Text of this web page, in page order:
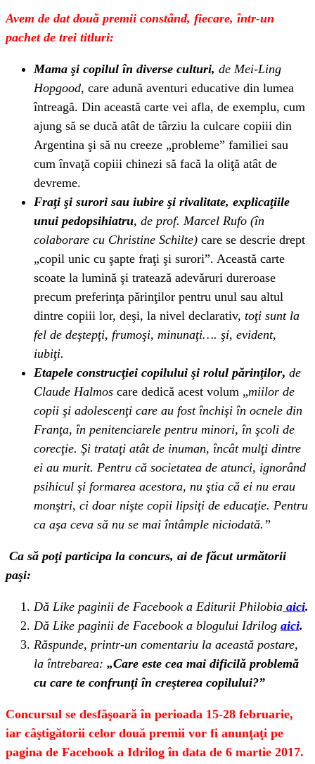
Avem de dat două premii constând, fiecare, într-un
pachet de trei titluri:
Mama şi copilul în diverse culturi, de Mei-Ling
Hopgood, care adună aventuri educative din lumea
întreagă. Din această carte vei afla, de exemplu, cum
ajung să se ducă atât de târziu la culcare copiii din
Argentina şi să nu creeze „probleme” familiei sau
cum învaţă copiii chinezi să facă la oliţă atât de
devreme.
Fraţi şi surori sau iubire şi rivalitate, explicaţiile
unui pedopsihiatru, de prof. Marcel Rufo (în
colaborare cu Christine Schilte) care se descrie drept
„copil unic cu şapte fraţi şi surori”. Această carte
scoate la lumină şi tratează adevăruri dureroase
precum preferinţa părinţilor pentru unul sau altul
dintre copiii lor, deşi, la nivel declarativ, toţi sunt la
fel de deştepţi, frumoşi, minunaţi…. şi, evident,
iubiţi.
Etapele construcţiei copilului şi rolul părinţilor, de
Claude Halmos care dedică acest volum „miilor de
copii şi adolescenţi care au fost închişi în ocnele din
Franţa, în penitenciarele pentru minori, în şcoli de
corecţie. Şi trataţi atât de inuman, încât mulţi dintre
ei au murit. Pentru că societatea de atunci, ignorând
psihicul şi formarea acestora, nu ştia că ei nu erau
monştri, ci doar nişte copii lipsiţi de educaţie. Pentru
ca aşa ceva să nu se mai întâmple niciodată.”
Ca să poţi participa la concurs, ai de făcut următorii
paşi:
Dă Like paginii de Facebook a Editurii Philobia aici.
Dă Like paginii de Facebook a blogului Idrilog aici.
Răspunde, printr-un comentariu la această postare,
la întrebarea: „Care este cea mai dificilă problemă
cu care te confrunţi în creşterea copilului?”
Concursul se desfăşoară în perioada 15-28 februarie,
iar câştigătorii celor două premii vor fi anunţaţi pe
pagina de Facebook a Idrilog în data de 6 martie 2017.